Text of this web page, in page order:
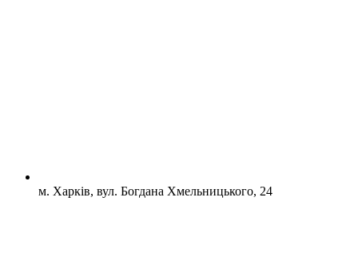
м. Харків, вул. Богдана Хмельницького, 24